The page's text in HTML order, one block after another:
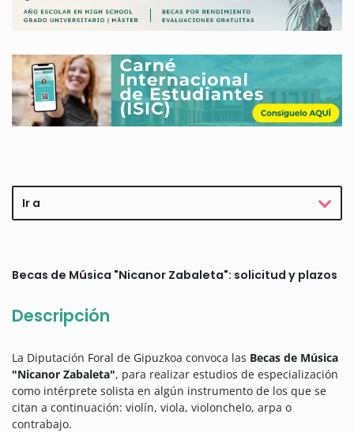
Ir a
Becas de Música "Nicanor Zabaleta": solicitud y plazos
Descripción
La Diputación Foral de Gipuzkoa convoca las Becas de Música
"Nicanor Zabaleta", para realizar estudios de especialización
como intérprete solista en algún instrumento de los que se
citan a continuación: violín, viola, violonchelo, arpa o
contrabajo.